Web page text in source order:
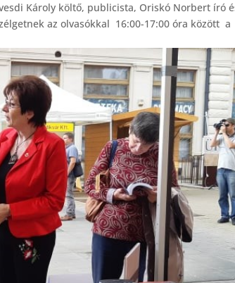
Károly költő, publicista, Oriskó Norbert író
az olvasókkal 16:00-17:00 óra között a